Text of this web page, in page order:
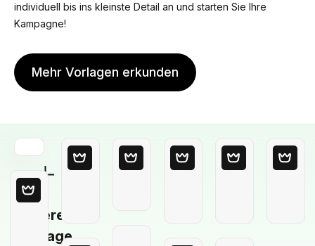
individuell bis ins kleinste Detail an und starten Sie Ihre
Kampagne!
Mehr Vorlagen erkunden
Leere
Vorlage